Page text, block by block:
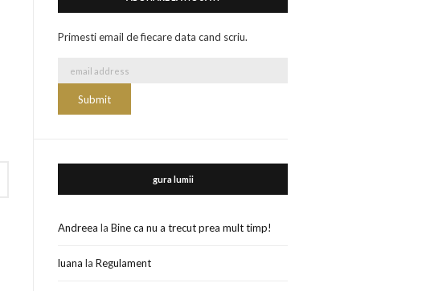
Primesti email de fiecare data cand scriu.
gura lumii
Andreea laBine ca nu a trecut prea mult timp!
luana laRegulament